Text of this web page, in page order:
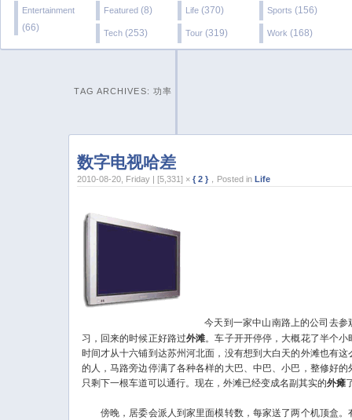
Entertainment
(66)
Featured (8) Life (370) Sports (156)
Tech (253) Tour (319) Work (168)
TAG ARCHIVES: 功率
数字电视哈差
2010-08-20, Friday | [5,331] ×{ 2 } ，Posted inLife
今天到一家中山南路上的公司去参
习，回来的时候正好路过外滩。车子开开停停，大概花了半个小
时间才从十六铺到达苏州河北面，没有想到大白天的外滩也有这
的人，马路旁边停满了各种各样的大巴、中巴、小巴，整修好的
只剩下一根车道可以通行。现在，外滩已经变成名副其实的外瘫
傍晚，居委会派人到家里面模转数，每家送了两个机顶盒。